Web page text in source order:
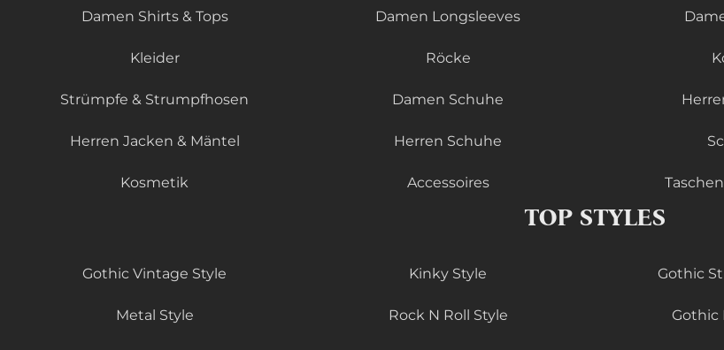
Damen Shirts & Tops Damen Longsleeves
Kleider Röcke
Strümpfe & Strumpfhosen Damen Schuhe
Herren Jacken & Mäntel Herren Schuhe
Kosmetik Accessoires
TOP STYLES
Gothic Vintage Style Kinky Style Gothic
Metal Style Rock N Roll Style Gothic